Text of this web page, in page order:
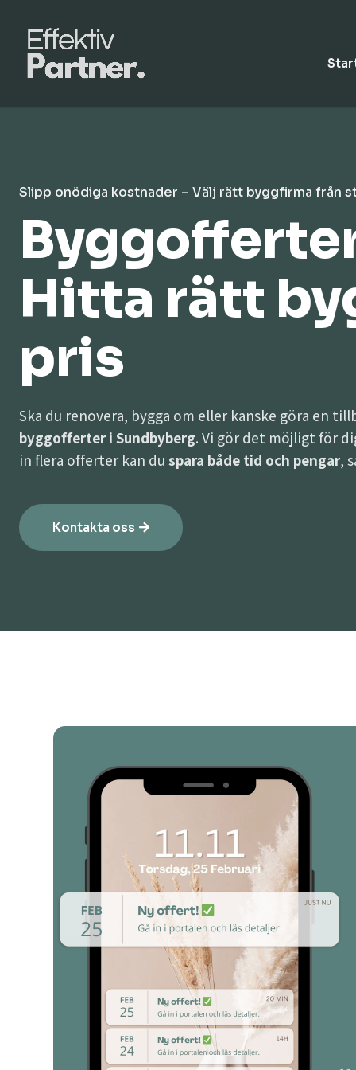
Slipp onödiga kostnader – Välj rätt byggfirma från
Hitta rätt
pris
Ska du renovera, bygga om eller kanske göra en
byggofferter i Sundbyberg. Vi gör det möjligt för
in flera offerter kan du spara både tid och pengar,
Kontakta oss